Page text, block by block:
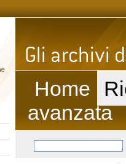
Home
avanzata